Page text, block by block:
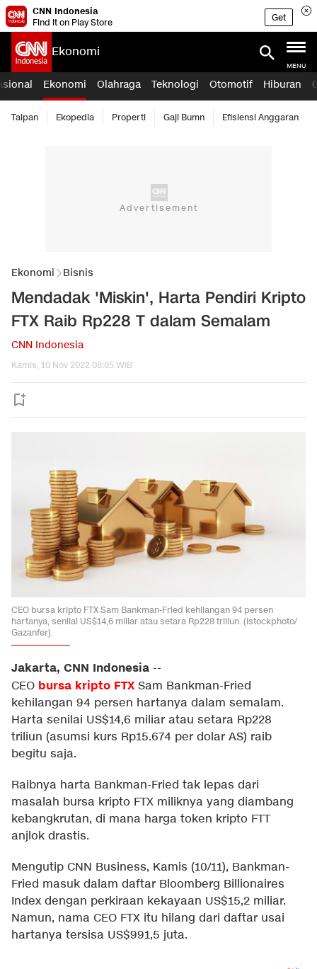
CNN Indonesia
Find it on Play Store
Get
Ekonomi
MENU
Ekonomi Olahraga Teknologi Otomotif Hiburan
Taipan Ekopedia Properti Gaji Bumn Efisiensi Anggaran
Ekonomi Bisnis
Mendadak 'Miskin', Harta Pendiri Kripto
FTX Raib Rp228 T dalam Semalam
CNN Indonesia
Kamis, 10 Nov 2022 08:05 WIB
CEO bursa kripto FTX Sam Bankman-Fried kehilangan 94 persen
hartanya, senilai US$14,6 miliar atau setara Rp228 triliun. (Istockphoto/
Gazanfer).
Jakarta, CNN Indonesia --
CEO bursa kripto FTXSam Bankman-Fried
kehilangan 94 persen hartanya dalam semalam.
Harta senilai US$14,6 miliar atau setara Rp228
triliun (asumsi kurs Rp15.674 per dolar AS) raib
begitu saja.
Raibnya harta Bankman-Fried tak lepas dari
masalah bursa kripto FTX miliknya yang diambang
kebangkrutan, di mana harga token kripto FTT
anjlok drastis.
Mengutip CNN Business, Kamis (10/11), Bankman-
Fried masuk dalam daftar Bloomberg Billionaires
Index dengan perkiraan kekayaan US$15,2 miliar.
Namun, nama CEO FTX itu hilang dari daftar usai
hartanya tersisa US$991,5 juta.